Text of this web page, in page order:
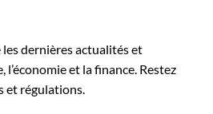
dernières actualités et
l’économie et la finance. Restez
et régulations.